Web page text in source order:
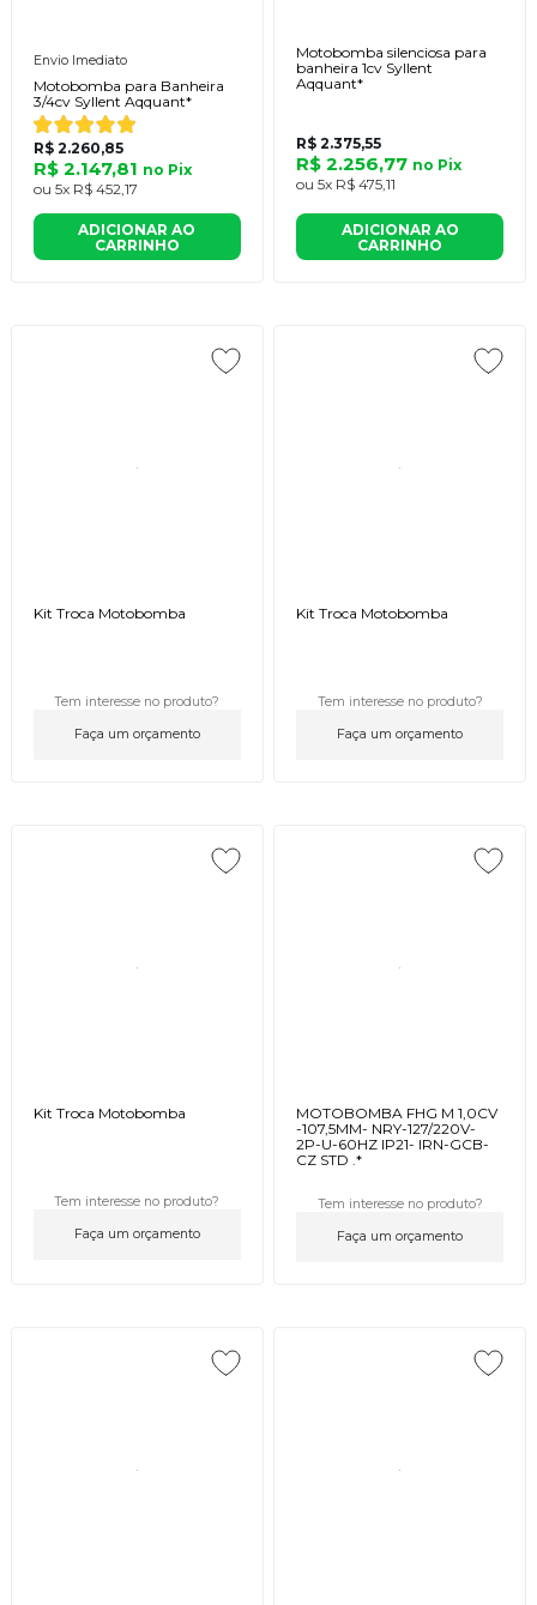
Envio Imediato
Motobomba para Banheira
3/4cv Syllent Aqquant*
R$ 2.260,85
R$ 2.147,81 no Pix
ou 5x R$ 452,17
ADICIONAR AO
CARRINHO
Motobomba silenciosa para
banheira 1cv Syllent
Aqquant*
R$ 2.375,55
R$ 2.256,77 no Pix
ou 5x R$ 475,11
ADICIONAR AO
CARRINHO
Kit Troca Motobomba
Tem interesse no produto?
Faça um orçamento
Kit Troca Motobomba
Tem interesse no produto?
Faça um orçamento
Kit Troca Motobomba
Tem interesse no produto?
Faça um orçamento
MOTOBOMBA FHG M 1,0CV
-107,5MM- NRY-127/220V-
2P-U-60HZ IP21- IRN-GCB-
CZ STD .*
Tem interesse no produto?
Faça um orçamento